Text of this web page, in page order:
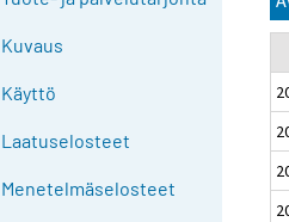
Kuvaus
Käyttö
Laatuselosteet
Menetelmäselosteet